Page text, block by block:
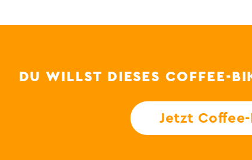
DU WILLST DIESES COFFEE-
Jetzt